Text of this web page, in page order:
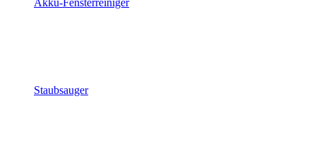
Akku-Fensterreiniger
Staubsauger